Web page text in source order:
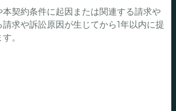
契約条件に起因または関連する請求や
求や訴訟原因が生じてから1年以内に提
。